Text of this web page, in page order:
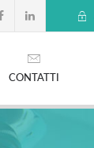
CONTATTI